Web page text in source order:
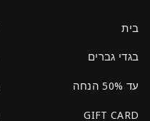
בית
בגדי גברים
עד 50% הנחה
GIFT CARD